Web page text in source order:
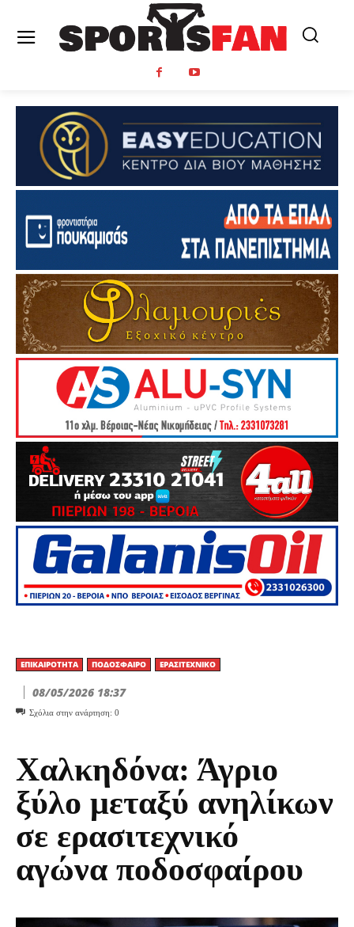
ΕΠΙΚΑΙΡΌΤΗΤΑ ΠΟΔΌΣΦΑΙΡΟ ΕΡΑΣΙΤΕΧΝΙΚΟ
08/05/2026 18:37
Σχόλια στην ανάρτηση: 0
Χαλκηδόνα: Άγριο
ξύλο μεταξύ ανηλίκων
σε ερασιτεχνικό
αγώνα ποδοσφαίρου